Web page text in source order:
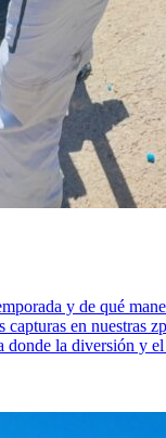
y de qué
capturas en nuestras
donde la diversión y